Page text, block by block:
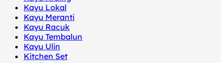
Kayu Lokal
Kayu Meranti
Kayu Racuk
Kayu Tembalun
Kayu Ulin
Kitchen Set